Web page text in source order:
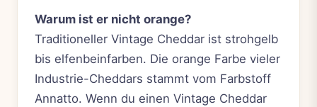
Warum ist er nicht orange?
Traditioneller Vintage Cheddar ist strohgelb
bis elfenbeinfarben. Die orange Farbe vieler
Industrie-Cheddars stammt vom Farbstoff
Annatto. Wenn du einen Vintage Cheddar